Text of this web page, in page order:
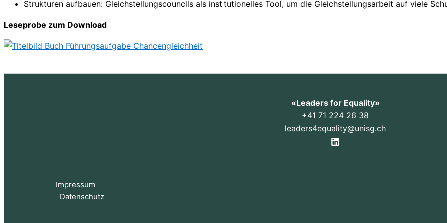
Strukturen aufbauen: Gleichstellungscouncils als institutionelles Tool, um die Gleichstellungsarbeit auf viele
Leseprobe zum Download
«Leaders for Equality»
+41 71 224 26 38
leaders4equality@unisg.ch
Impressum
Datenschutz